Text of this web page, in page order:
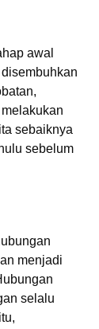
awal
sebaiknya
sebelum
menjadi
selalu